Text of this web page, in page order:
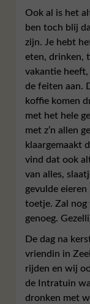
Ook al is het
ben toch blij
zijn. Je hebt
eten, drinken,
vakantie
de feiten aan.
koffie komen
met het hele
met z’n allen
klaargemaakt
vind dat ook
van alles,
gevulde
toetje. Zal nog
genoeg.
De dag na
vriendin in
rijden en wij
de Intratuin
dronken met